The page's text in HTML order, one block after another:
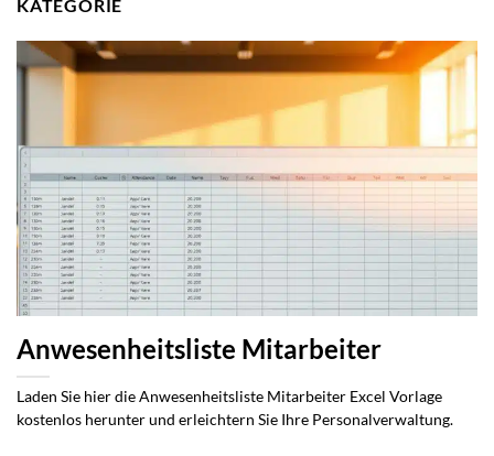
KATEGORIE
Anwesenheitsliste Mitarbeiter
Laden Sie hier die Anwesenheitsliste Mitarbeiter Excel Vorlage
kostenlos herunter und erleichtern Sie Ihre Personalverwaltung.